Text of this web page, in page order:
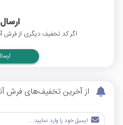
اگر کد تخفیف دیگری از فرش
از آخرین تخفیف‌های فرش